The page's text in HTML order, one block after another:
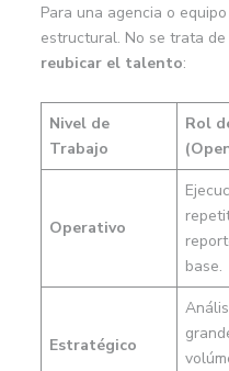
Para una agencia o equipo
estructural. No se trata
reubicar el talento:
Nivel de
Trabajo
Rol
Operativo
base.
Estratégico